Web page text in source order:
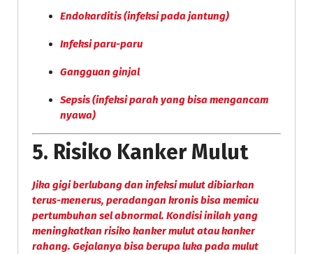
Endokarditis (infeksi pada jantung)
Infeksi paru-paru
Gangguan ginjal
Sepsis (infeksi parah yang bisa mengancam
nyawa)
5. Risiko Kanker Mulut
Jika gigi berlubang dan infeksi mulut dibiarkan
terus-menerus, peradangan kronis bisa memicu
pertumbuhan sel abnormal. Kondisi inilah yang
meningkatkan risikokanker mulut atau kanker
rahang. Gejalanya bisa berupa luka pada mulut